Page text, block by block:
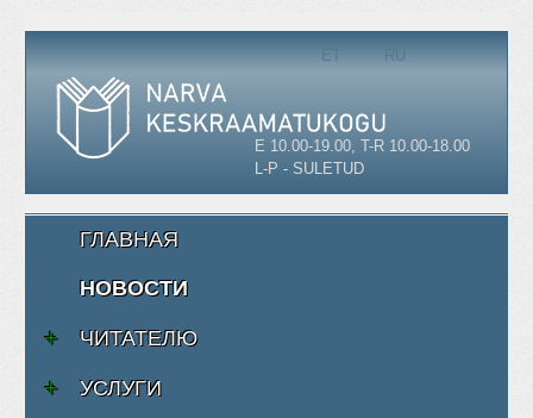
Выберите язык
ET RU
E 10.00-19.00, T-R 10.00-18.00
L-P - SULETUD
ГЛАВНАЯ
НОВОСТИ
ЧИТАТЕЛЮ
УСЛУГИ